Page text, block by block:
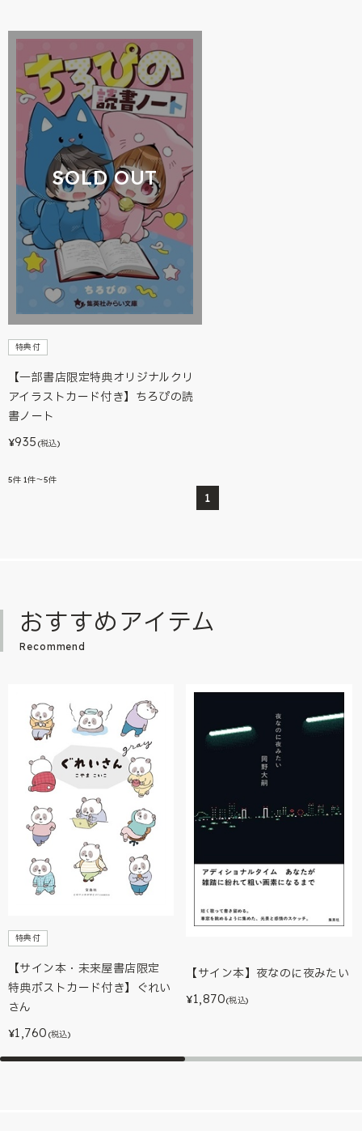
SOLD OUT
特典付
【一部書店限定特典オリジナルクリ
アイラストカード付き】ちろぴの読
書ノート
¥935 (税込)
5件 1件～5件
1
おすすめアイテム
Recommend
特典付
【サイン本・未来屋書店限定
特典ポストカード付き】ぐれい
さん
¥1,760 (税込)
【サイン本】夜なのに夜みたい
¥1,870(税込)